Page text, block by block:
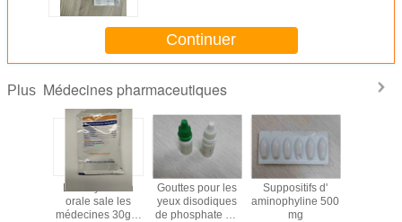
Continuer
Plus Médecines pharmaceutiques
La réhydration
orale sale les
médecines 30gm
Gouttes pour les
yeux disodiques
de phosphate de
Suppositifs d'
aminophyline 500
mg